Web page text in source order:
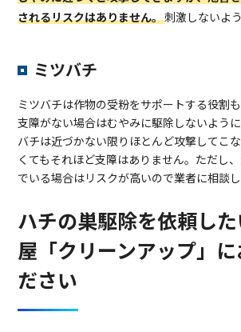
されるリスクはありません。刺激しないよ
ミツバチ
ミツバチは作物の受粉をサポートする役割
支障がない場合はむやみに駆除しないよう
バチは近づかない限りほとんど攻撃してこ
くてもそれほど支障はありません。ただし
でいる場合はリスクが高いので業者に相談し
ハチの巣駆除を依頼した
屋「クリーンアップ」に
ださい